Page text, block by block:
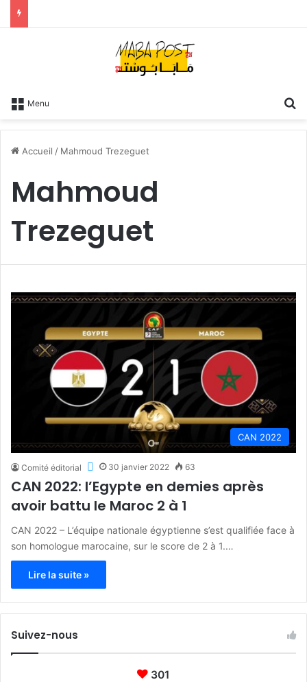
Menu
Accueil / Mahmoud Trezeguet
Mahmoud
Trezeguet
CAN 2022
Comité éditorial 30 janvier 2022 63
CAN 2022: l’Egypte en demies après
avoir battu le Maroc 2 à 1
CAN 2022 – L’équipe nationale égyptienne s’est qualifiée face à
son homologue marocaine, sur le score de 2 à 1.…
Lire la suite »
Suivez-nous
301